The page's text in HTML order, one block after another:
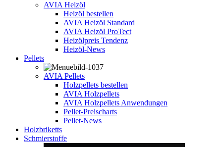
AVIA Heizöl
Heizöl bestellen
AVIA Heizöl Standard
AVIA Heizöl ProTect
Heizölpreis Tendenz
Heizöl-News
Pellets
AVIA Pellets
Holzpellets bestellen
AVIA Holzpellets
AVIA Holzpellets Anwendungen
Pellet-Preischarts
Pellet-News
Holzbriketts
Schmierstoffe